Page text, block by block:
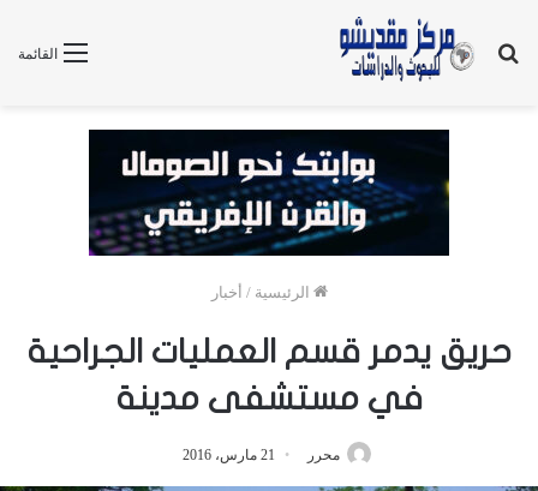
القائمة
بحث
الرئيسية / أخبار
حريق يدمر قسم العمليات الجراحية
في مستشفى مدينة
محرر 21 مارس، 2016